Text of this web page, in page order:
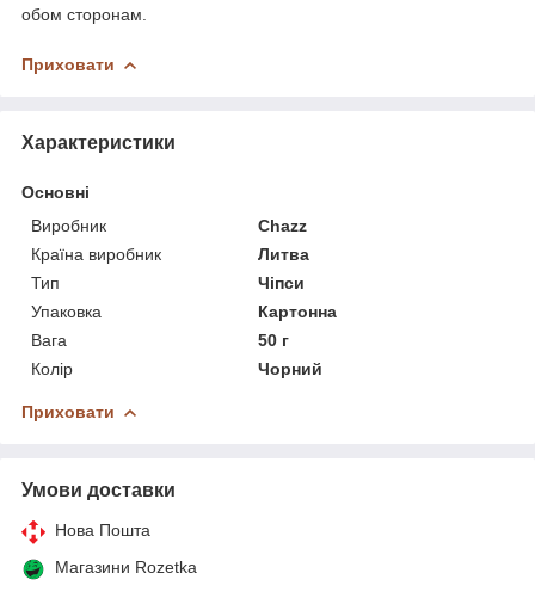
обом сторонам.
Приховати
Характеристики
Основні
Виробник
Chazz
Країна виробник
Литва
Тип
Чіпси
Упаковка
Картонна
Вага
50 г
Колір
Чорний
Приховати
Умови доставки
Нова Пошта
Магазини Rozetka